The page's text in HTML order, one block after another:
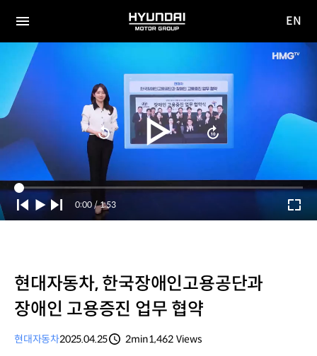
전체
메뉴
HYUNDAI
MOTOR
사이
EN
Current
Time
0:00 / Duration
1:53
현대자동차, 한국장애인고용공단과
장애인 고용증진 업무 협약
현대자동차2025.04.25
2min1,462 Views